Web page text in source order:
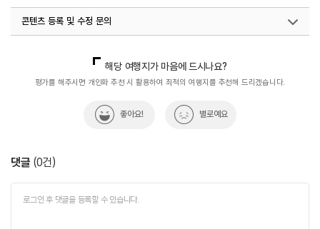
콘텐츠 등록 및 수정 문의
해당 여행지가 마음에 드시나요?
평가를 해주시면 개인화 추천 시 활용하여 최적의 여행지를 추천해 드리겠습니다.
좋아요! 별로예요
댓글 (0건)